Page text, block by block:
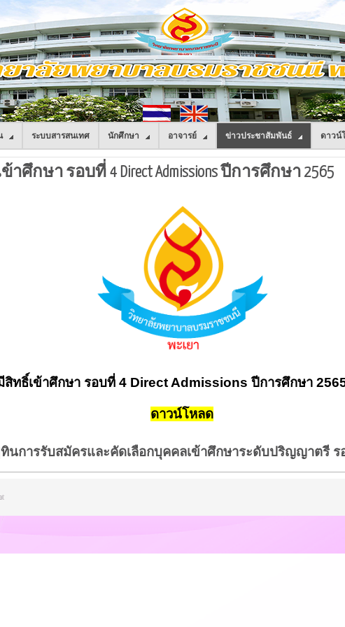
ระบบสารสนเทศ นักศึกษา อาจารย์ ข่าวประชาสัมพันธ์ ดาวน์
กษา รอบที่ 4 Direct Admissions ปีการศึกษา 2565
สิทธิ์เข้าศึกษา รอบที่ 4 Direct Admissions ปีการศึกษา
ดาวน์โหลด
นการรับสมัครและคัดเลือกบุคคลเข้าศึกษาระดับปริญญาตรี ร